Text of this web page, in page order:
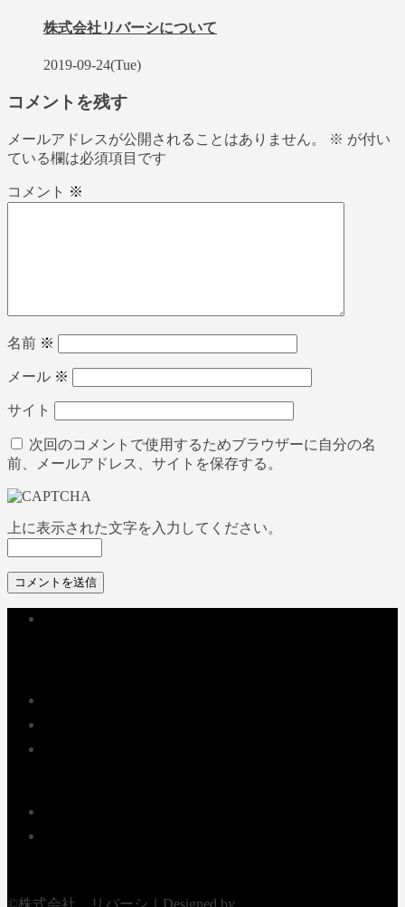
株式会社リバーシについて
2019-09-24(Tue)
コメントを残す
メールアドレスが公開されることはありません。 ※ が付い
ている欄は必須項目です
コメント ※
名前 ※
メール ※
サイト
次回のコメントで使用するためブラウザーに自分の名
前、メールアドレス、サイトを保存する。
上に表示された文字を入力してください。